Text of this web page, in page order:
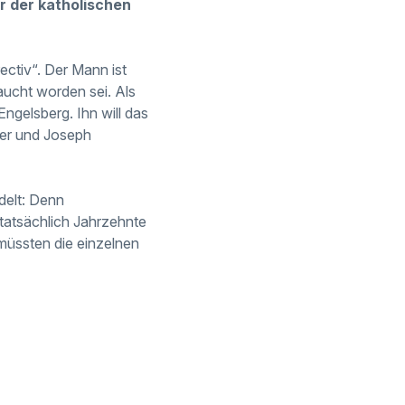
der katholischen
Der Mann ist
worden sei. Als
Ihn will das
und Joseph
Denn
Jahrzehnte
die einzelnen